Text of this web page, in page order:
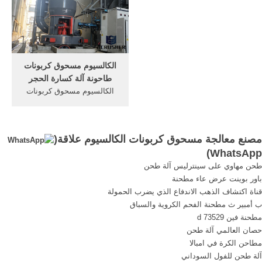
الميكرونية أو الحبيبية بأكثر من
95٪ من الصناعات ، والتي
يمكن أن تسمى الكالسيت ،
والمحار المعدني ، ومسحوق
الحجر الجيري ...
الكالسيوم مسحوق كربونات
طاحونة آلة كسارة الحجر
الكالسيوم مسحوق كربونات
الكسارة المخروطية ، الكسارة
مصنع معالجة مسحوق كربونات الكالسيوم علاقة(
WhatsApp
)
طحن مهاوي على سينترليس آلة طحن
باور بوينت عرض عاء مطحنة
قناة اكتشاف الذهب الاندفاع الذي يضرب الحمولة
ب أمبير ث مطحنة الفحم الكروية والسباق
مطحنة فين d 73529
حصان العالمي آلة طحن
مطاحن الكرة في امبالا
آلة طحن للفول السوداني